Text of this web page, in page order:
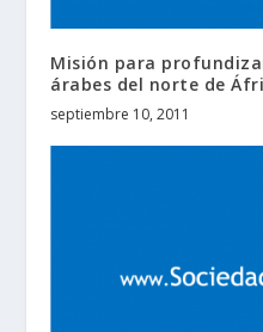
Misión para
árabes del norte de
septiembre 10, 2011